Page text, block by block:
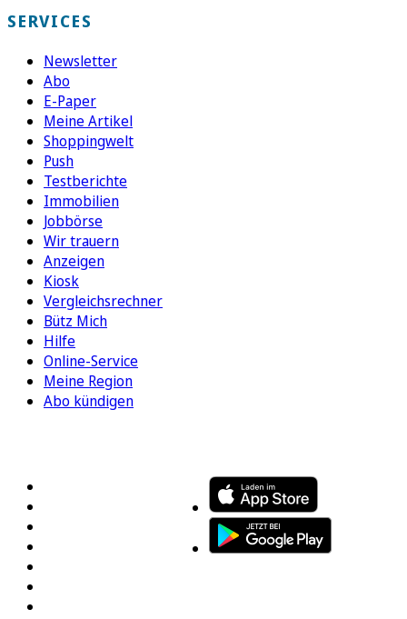
SERVICES
Newsletter
Abo
E-Paper
Meine Artikel
Shoppingwelt
Push
Testberichte
Immobilien
Jobbörse
Wir trauern
Anzeigen
Kiosk
Vergleichsrechner
Bütz Mich
Hilfe
Online-Service
Meine Region
Abo kündigen